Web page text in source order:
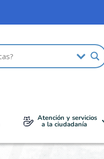
Atención y servicios
a la ciudadanía